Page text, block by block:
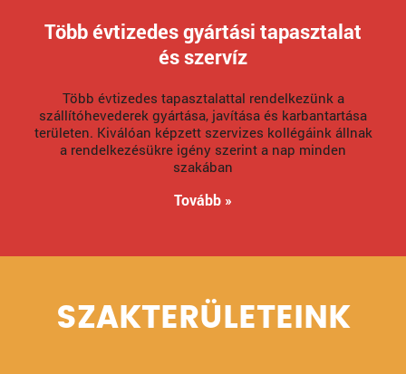
Több évtizedes gyártási tapasztalat
és szervíz
Több évtizedes tapasztalattal rendelkezünk a
szállítóhevederek gyártása, javítása és karbantartása
területen. Kiválóan képzett szervizes kollégáink állnak
a rendelkezésükre igény szerint a nap minden
szakában
Tovább »
SZAKTERÜLETEINK